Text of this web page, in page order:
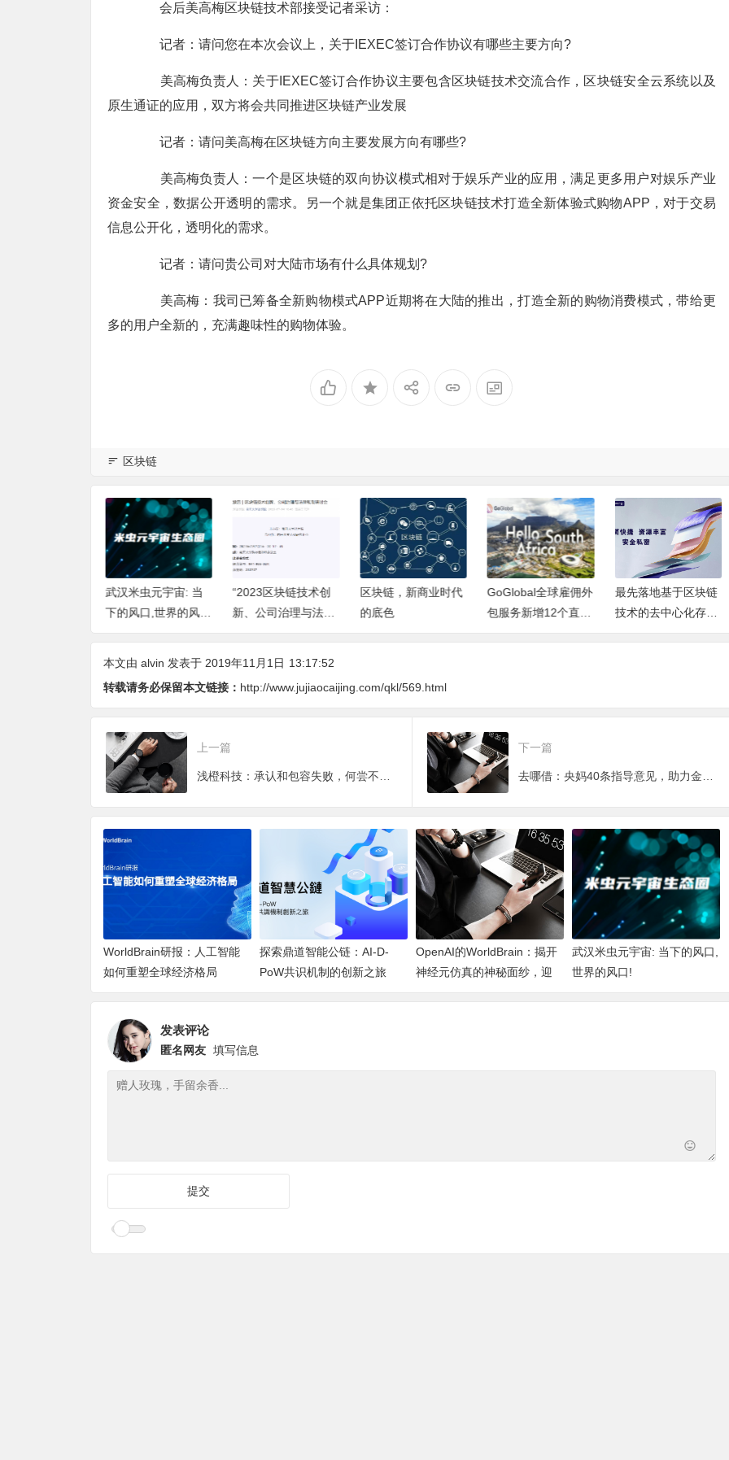
会后美高梅区块链技术部接受记者采访：
记者：请问您在本次会议上，关于IEXEC签订合作协议有哪些主要方向?
美高梅负责人：关于IEXEC签订合作协议主要包含区块链技术交流合作，区块链安全云系统以及
原生通证的应用，双方将会共同推进区块链产业发展
记者：请问美高梅在区块链方向主要发展方向有哪些?
美高梅负责人：一个是区块链的双向协议模式相对于娱乐产业的应用，满足更多用户对娱乐产业
资金安全，数据公开透明的需求。另一个就是集团正依托区块链技术打造全新体验式购物APP，对于交易
信息公开化，透明化的需求。
记者：请问贵公司对大陆市场有什么具体规划?
美高梅：我司已筹备全新购物模式APP近期将在大陆的推出，打造全新的购物消费模式，带给更
多的用户全新的，充满趣味性的购物体验。
区块链
武汉米虫元宇宙: 当
下的风口,世界的风
口!
“2023区块链技术创
新、公司治理与法律
规制”研讨会举行
区块链，新商业时代
的底色
GoGlobal全球雇佣外
包服务新增12个直营
国家，首次进入非洲
最先落地基于区块链
技术的去中心化存储
云——小龙云
本文由 alvin 发表于 2019年11月1日 13:17:52
转载请务必保留本文链接： http://www.jujiaocaijing.com/qkl/569.html
上一篇 下一篇
WorldBrain研报：人工智能
如何重塑全球经济格局
探索鼎道智能公链：AI-D-
PoW共识机制的创新之旅
OpenAI的WorldBrain：揭开
神经元仿真的神秘面纱，迎
接机器深度思考的新纪元
武汉米虫元宇宙: 当下的风口,
世界的风口!
发表评论
匿名网友 填写信息